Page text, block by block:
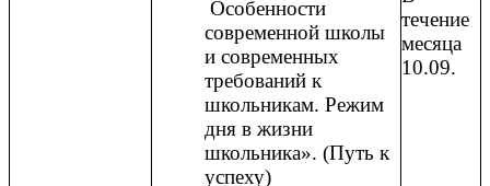
Особенности
современной школы
и современных
требований к
школьникам. Режим
дня в жизни
школьника». (Путь к
успеху)
течение
месяца
10.09.